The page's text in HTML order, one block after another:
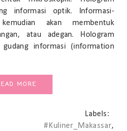
informasi optik. Informasi-
akan membentuk
atau adegan. Hologram
informasi (information
MORE
Labels:
#Kuliner_Makassar,